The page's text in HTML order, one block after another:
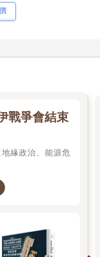
戰爭會結束
緣政治、能源危